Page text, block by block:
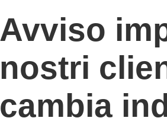
Avviso
nostri
cambia